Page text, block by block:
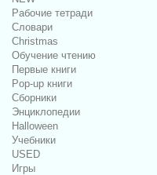
Рабочие тетради
Словари
Christmas
Обучение чтению
Первые книги
Pop-up книги
Сборники
Энциклопедии
Halloween
Учебники
USED
Игры